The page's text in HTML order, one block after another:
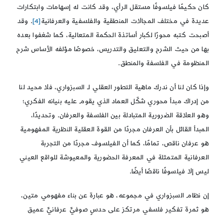
كان حكيمًا فيلسوفًا مستقل الرأي، وقد كانت له إسهامات وابتكارات
عديدة في مختلف المجالات المنطقية والفلسفية والعرفانية[4]
. وقد
أصبحت كتبه محورًا لكبار أساتذة الحكمة المتعالية، كما شغفوا بعده
بها من حيث الشرح والتعليق والتدريس، خصوصًا مؤلفه الأساس شرح
المنظومة في الفلسفة والمنطق.
وإذا كان لنا أن ندرك ماهية التطور العقلي لـ السبزواري، فلا محيد لنا
من إدراك مبدأ محوري شكّل العماد الذي يقوم عليه بنيانه الفكري؛
وهو العلاقة الضرورية المتبادلة بين الفلسفة والعرفان. وتحديدًا،
المبدأ القائل بأن العرفان مجردًا من القوة العقلية النظرية المفهومية
هو عرفان ناقص، تمامًا، كما أن الفيلسوف مجردًا من التجربة
العرفانية المتمثلة في المعرفة الحضورية والمعيوشة للواقع العيني
ليس إلا فيلسوفًا ناقصًا أيضًا.
إن نظام السبزواري في مجموعه، هو عبارة عن بناء مفهومي متين،
هو ثمرة تفكير فلسفي مرتكز على حدسٍ صوفيٍّ عرفانيٍّ عميق